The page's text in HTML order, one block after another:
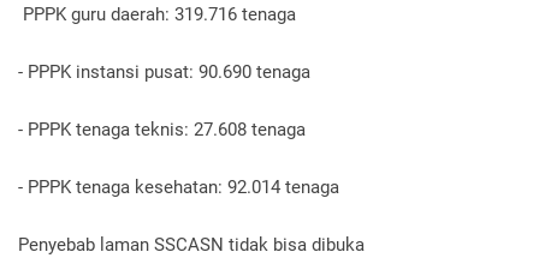
PPPK guru daerah: 319.716 tenaga
- PPPK instansi pusat: 90.690 tenaga
- PPPK tenaga teknis: 27.608 tenaga
- PPPK tenaga kesehatan: 92.014 tenaga
Penyebab laman SSCASN tidak bisa dibuka